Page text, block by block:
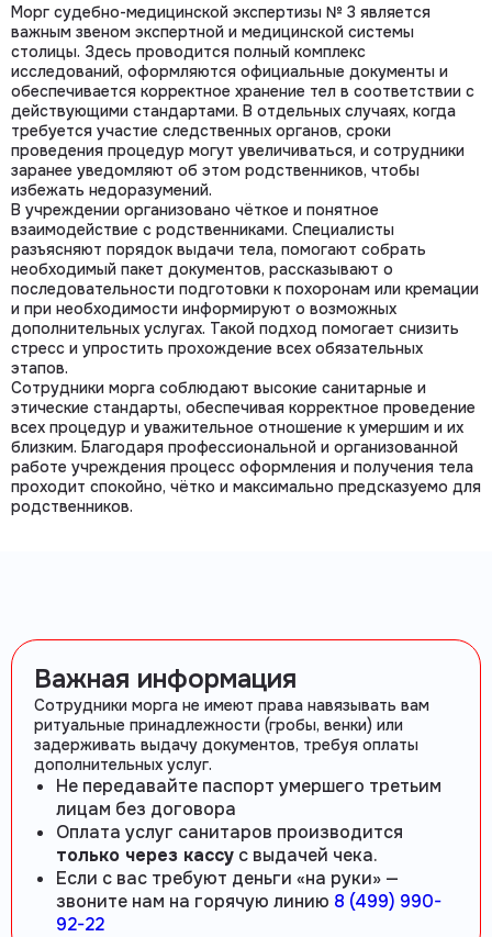
Морг судебно-медицинской экспертизы № 3 является
важным звеном экспертной и медицинской системы
столицы. Здесь проводится полный комплекс
исследований, оформляются официальные документы и
обеспечивается корректное хранение тел в соответствии с
действующими стандартами. В отдельных случаях, когда
требуется участие следственных органов, сроки
проведения процедур могут увеличиваться, и сотрудники
заранее уведомляют об этом родственников, чтобы
избежать недоразумений.
В учреждении организовано чёткое и понятное
взаимодействие с родственниками. Специалисты
разъясняют порядок выдачи тела, помогают собрать
необходимый пакет документов, рассказывают о
последовательности подготовки к похоронам или кремации
и при необходимости информируют о возможных
дополнительных услугах. Такой подход помогает снизить
стресс и упростить прохождение всех обязательных
этапов.
Сотрудники морга соблюдают высокие санитарные и
этические стандарты, обеспечивая корректное проведение
всех процедур и уважительное отношение к умершим и их
близким. Благодаря профессиональной и организованной
работе учреждения процесс оформления и получения тела
проходит спокойно, чётко и максимально предсказуемо для
родственников.
Важная информация
Сотрудники морга не имеют права навязывать вам
ритуальные принадлежности (гробы, венки) или
задерживать выдачу документов, требуя оплаты
дополнительных услуг.
Не передавайте паспорт умершего третьим
лицам без договора
Оплата услуг санитаров производится
только через кассу с выдачей чека.
Если с вас требуют деньги «на руки» —
звоните нам на горячую линию 8 (499) 990-
92-22